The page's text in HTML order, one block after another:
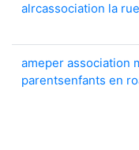
alrcassociation la
ameper association
parentsenfants en